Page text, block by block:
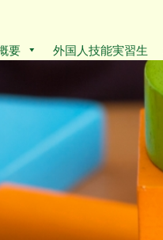
要 外国人技能実習生